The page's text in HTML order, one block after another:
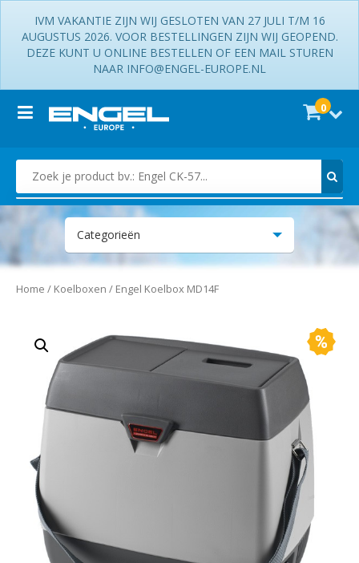
IVM VAKANTIE ZIJN WIJ GESLOTEN VAN 27 JULI T/M 16
AUGUSTUS 2026. VOOR BESTELLINGEN ZIJN WIJ GEOPEND.
DEZE KUNT U ONLINE BESTELLEN OF EEN MAIL STUREN
NAAR INFO@ENGEL-EUROPE.NL
0
Zoek je product bv.: Engel CK-57...
Categorieën
Accessoires
Koelkasten
Home / Koelboxen / Engel Koelbox MD14F